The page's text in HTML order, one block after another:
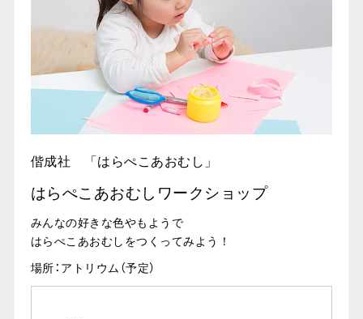
偕成社 「はらぺこあおむし」
はらぺこあおむしワークショップ
みんなの好きな色やもようで
はらぺこあおむしをつくってみよう！
場所：アトリウム（予定）